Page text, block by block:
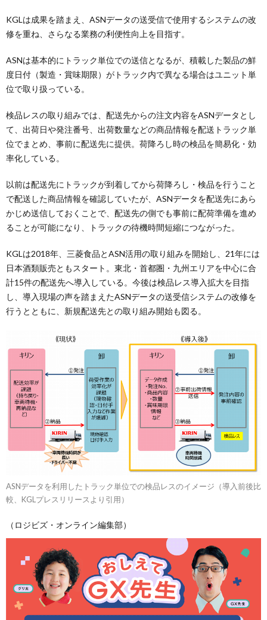
KGLは成果を踏まえ、ASNデータの送受信で使用するシステムの改
修を重ね、さらなる業務の利便性向上を目指す。
ASNは基本的にトラック単位での送信となるが、積載した製品の鮮
度日付（製造・賞味期限）がトラック内で異なる場合はユニット単
位で取り扱っている。
検品レスの取り組みでは、配送先からの注文内容をASNデータとし
て、出荷日や発注番号、出荷数量などの商品情報を配送トラック単
位でまとめ、事前に配送先に提供。荷降ろし時の検品を簡易化・効
率化している。
以前は配送先にトラックが到着してから荷降ろし・検品を行うこと
で配送した商品情報を確認していたが、ASNデータを配送先にあら
かじめ送信しておくことで、配送先の側でも事前に配荷準備を進め
ることが可能になり、トラックの待機時間短縮につながった。
KGLは2018年、三菱食品とASN活用の取り組みを開始し、21年には
日本酒類販売ともスタート。東北・首都圏・九州エリアを中心に合
計15件の配送先へ導入している。今後は検品レス導入拡大を目指
し、導入現場の声を踏まえたASNデータの送受信システムの改修を
行うとともに、新規配送先との取り組み開始も図る。
ASNデータを利用したトラック単位での検品レスのイメージ（導入前後比
較、KGLプレスリリースより引用）
（ロジビズ・オンライン編集部）